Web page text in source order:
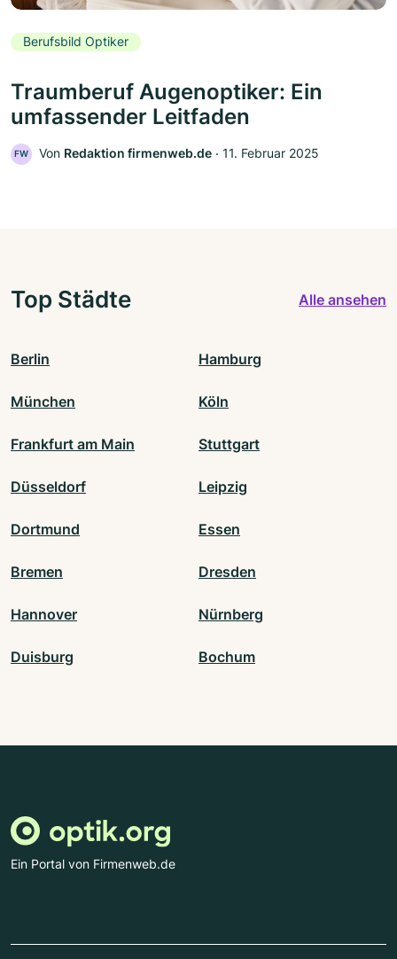
Berufsbild Optiker
Traumberuf Augenoptiker: Ein
umfassender Leitfaden
FW Von Redaktion firmenweb.de ‧ 11. Februar 2025
Top Städte Alle ansehen
Berlin Hamburg
München Köln
Frankfurt am Main Stuttgart
Düsseldorf Leipzig
Dortmund Essen
Bremen Dresden
Hannover Nürnberg
Duisburg Bochum
Ein Portal von Firmenweb.de